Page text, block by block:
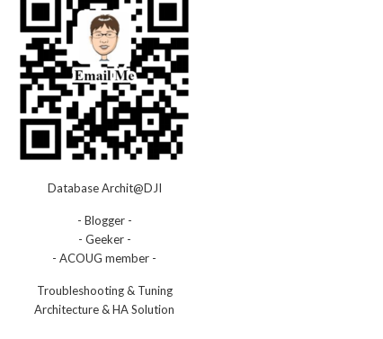
Database Archit@DJI
- Blogger -
- Geeker -
- ACOUG member -
Troubleshooting & Tuning
Architecture & HA Solution